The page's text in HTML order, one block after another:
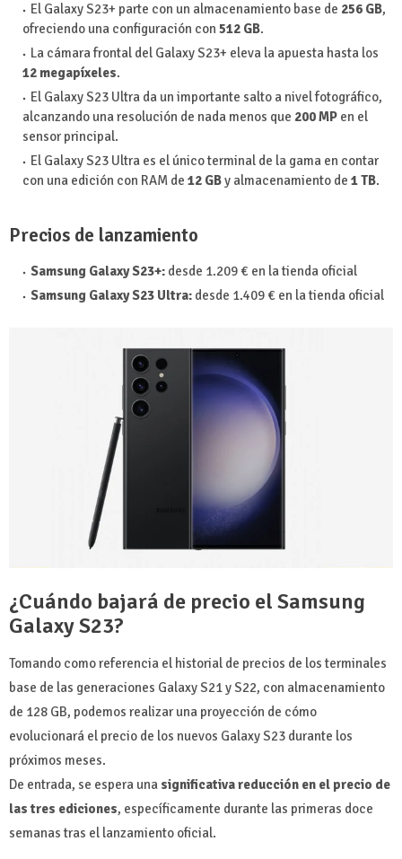
El Galaxy S23+ parte con un almacenamiento base de 256 GB,
ofreciendo una configuración con 512 GB.
La cámara frontal del Galaxy S23+ eleva la apuesta hasta los
12 megapíxeles.
El Galaxy S23 Ultra da un importante salto a nivel fotográfico,
alcanzando una resolución de nada menos que 200 MP en el
sensor principal.
El Galaxy S23 Ultra es el único terminal de la gama en contar
con una edición con RAM de 12 GBy almacenamiento de 1 TB.
Precios de lanzamiento
Samsung Galaxy S23+: desde 1.209 € en la tienda oficial
Samsung Galaxy S23 Ultra: desde 1.409 € en la tienda oficial
¿Cuándo bajará de precio el Samsung
Galaxy S23?
Tomando como referencia el historial de precios de los terminales
base de las generaciones Galaxy S21 y S22, con almacenamiento
de 128 GB, podemos realizar una proyección de cómo
evolucionará el precio de los nuevos Galaxy S23 durante los
próximos meses.
De entrada, se espera una significativa reducción en el precio de
las tres ediciones, específicamente durante las primeras doce
semanas tras el lanzamiento oficial.